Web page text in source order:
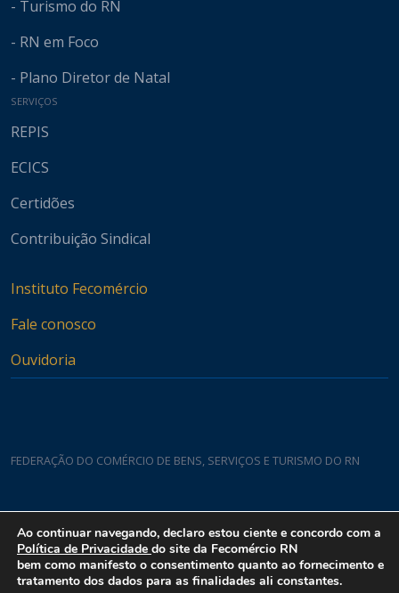
- Turismo do RN
- RN em Foco
- Plano Diretor de Natal
SERVIÇOS
REPIS
ECICS
Certidões
Contribuição Sindical
Instituto Fecomércio
Fale conosco
Ouvidoria
FEDERAÇÃO DO COMÉRCIO DE BENS, SERVIÇOS E TURISMO DO RN
Rua Padre João Damasceno, 1935 - Lagoa Nova CEP 59075-760
Ao continuar navegando, declaro estou ciente e concordo com a
Política de Privacidade do site da Fecomércio RN
bem como manifesto o consentimento quanto ao fornecimento e
tratamento dos dados para as finalidades ali constantes.